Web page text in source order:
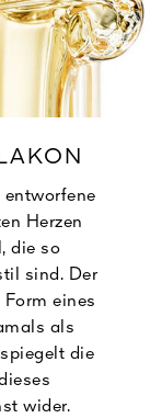
entworfene
Herzen
die so
sind. Der
eines
als
die
wider.